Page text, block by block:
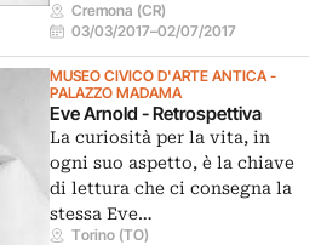
Cremona (CR)
03/03/2017–02/07/2017
MUSEO CIVICO D'ARTE ANTICA -
PALAZZO MADAMA
Eve Arnold - Retrospettiva
La curiosità per la vita, in
ogni suo aspetto, è la chiave
di lettura che ci consegna la
stessa Eve…
Torino (TO)